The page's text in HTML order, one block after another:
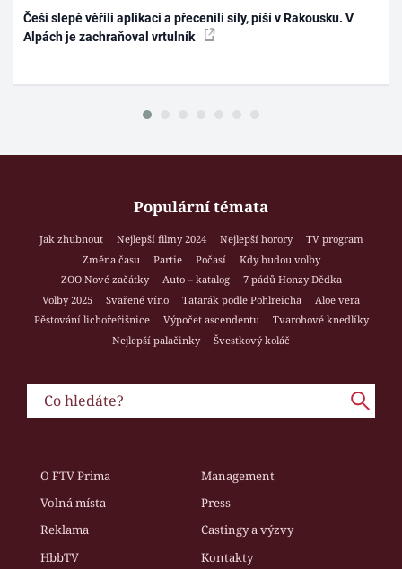
Češi slepě věřili aplikaci a přecenili síly, píší v Rakousku. V
Alpách je zachraňoval vrtulník
Populární témata
Jak zhubnout Nejlepší filmy 2024 Nejlepší horory
TV program
Změna času
Partie Počasí
Kdy budou volby
ZOO Nové začátky
Auto – katalog
7 pádů Honzy Dědka
Volby 2025
Svařené víno Tatarák podle Pohlreicha
Aloe vera
Pěstování lichořeřišnice
Výpočet ascendentu
Tvarohové knedlíky
Nejlepší palačinky
Švestkový koláč
O FTV Prima
Management
Volná místa
Press
Reklama
Castingy a výzvy
HbbTV
Kontakty